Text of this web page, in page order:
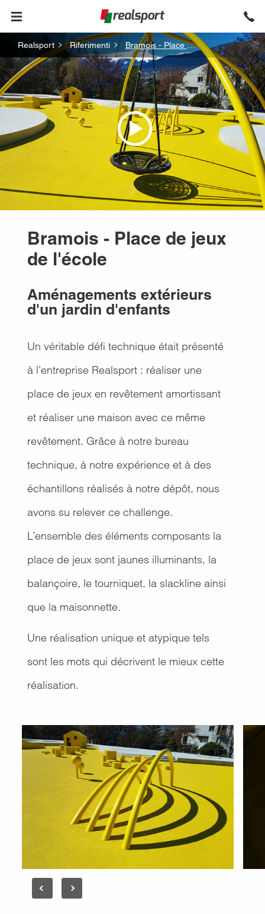
Aller
au
contenu
principal
d'Ariane
Realsport Riferimenti Bramois - Place de Jeux de L'école
Bramois - Place de jeux
de l'école
Aménagements extérieurs
d'un jardin d'enfants
Un véritable défi technique était présenté
à l’entreprise Realsport : réaliser une
place de jeux en revêtement amortissant
et réaliser une maison avec ce même
revêtement. Grâce à notre bureau
technique, à notre expérience et à des
échantillons réalisés à notre dépôt, nous
avons su relever ce challenge.
L’ensemble des éléments composants la
place de jeux sont jaunes illuminants, la
balançoire, le tourniquet, la slackline ainsi
que la maisonnette.
Une réalisation unique et atypique tels
sont les mots qui décrivent le mieux cette
réalisation.